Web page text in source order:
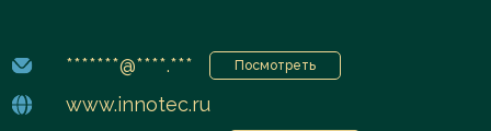
*******@****.*** Посмотреть
www.innotec.ru